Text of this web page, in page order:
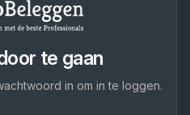
te gaan
in om in te loggen.